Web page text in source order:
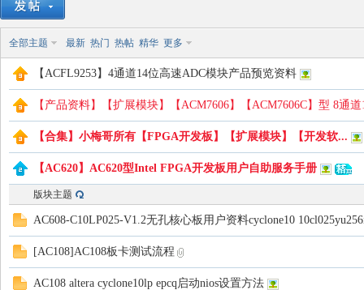
»
全部主题 最新 热门 热帖 精华 更多
【ACFL9253】4通道14位高速ADC模块产品预览资料
【产品资料】【扩展模块】【ACM7606】【ACM7606C】型 8通
【合集】小梅哥所有【FPGA开发板】【扩展模块】【开发软...
【AC620】AC620型Intel FPGA开发板用户自助服务手册
版块主题
AC608-C10LP025-V1.2无孔核心板用户资料cyclone10
[AC108]AC108板卡测试流程
AC108 altera cyclone10lp epcq启动nios设置方法